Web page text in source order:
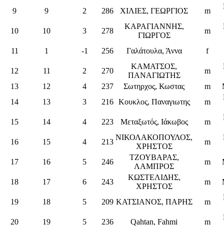
9
9 2 286 ΧΙΛΙΕΣ, ΓΕΩΡΓΙΟΣ m
10 10 3 278
ΚΑΡΑΓΙΑΝΝΗΣ,
ΓΙΩΡΓΟΣ
m
11 1 -1 256 Γαλάτουλα, Άννα f
12 11 2 270
ΚΑΜΑΤΣΟΣ,
ΠΑΝΑΓΙΩΤΗΣ
m
13 12 4 237 Σωτηρχος, Κωστας m
14
13 3 216 Κουκλος, Παναγιωτης m
15 14 4 223 Μεταξωτός, Ιάκωβος m
16 15 4 213
ΝΙΚΟΛΑΚΟΠΟΥΛΟΣ,
ΧΡΗΣΤΟΣ
m
17 16 5 246
ΤΖΟΥΒΑΡΑΣ,
ΛΑΜΠΡΟΣ
m
18 17 6 243
ΚΩΣΤΕΛΙΔΗΣ,
ΧΡΗΣΤΟΣ
m
19 18 5 209 ΚΑΤΣΙΑΝΟΣ, ΠΑΡΗΣ m
20 19 5 236 Qahtan, Fahmi m